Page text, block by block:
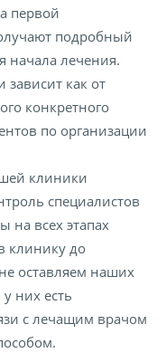
первой
подробный
начала лечения.
зависит как от
конкретного
по организации
клиники
специалистов
на всех этапах
клинику до
оставляем наших
них есть
с лечащим врачом